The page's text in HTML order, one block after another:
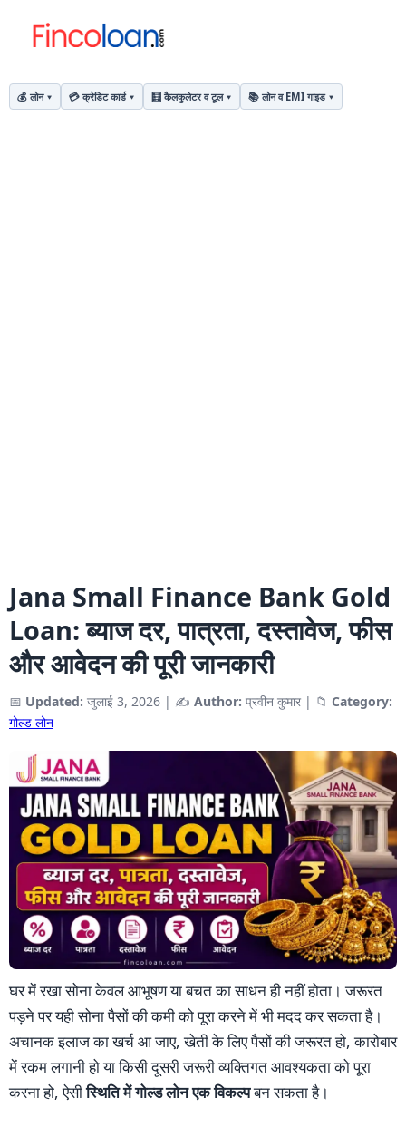
💰 लोन 💳 क्रेडिट कार्ड 🧮 कैलकुलेटर व टूल 📚 लोन व EMI गाइड
Jana Small Finance Bank Gold
Loan: ब्याज दर, पात्रता, दस्तावेज, फीस
और आवेदन की पूरी जानकारी
📅 Updated: जुलाई 3, 2026 | ✍️ Author: प्रवीन कुमार | 📁 Category:
गोल्ड लोन
घर में रखा सोना केवल आभूषण या बचत का साधन ही नहीं होता। जरूरत
पड़ने पर यही सोना पैसों की कमी को पूरा करने में भी मदद कर सकता है।
अचानक इलाज का खर्च आ जाए, खेती के लिए पैसों की जरूरत हो, कारोबार
में रकम लगानी हो या किसी दूसरी जरूरी व्यक्तिगत आवश्यकता को पूरा
करना हो, ऐसीस्थिति में गोल्ड लोन एक विकल्पबन सकता है।